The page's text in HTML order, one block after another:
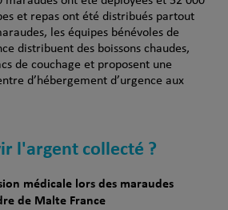
et repas ont été distribués partout
les équipes bénévoles de
distribuent des boissons chaudes,
de couchage et proposent une
d’hébergement d’urgence aux
l'argent collecté ?
médicale lors des maraudes
de Malte France